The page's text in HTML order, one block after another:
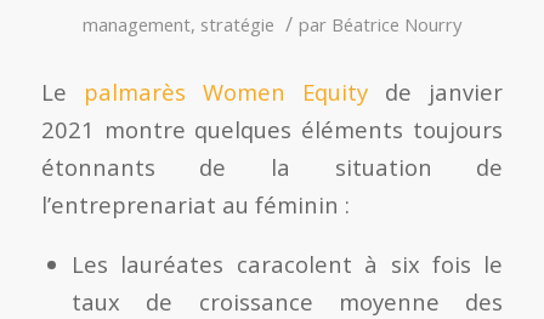
management, stratégie / par Béatrice Nourry
Le palmarès Women Equity de janvier
2021 montre quelques éléments toujours
étonnants de la situation de
l’entreprenariat au féminin :
Les lauréates caracolent à six fois le
taux de croissance moyenne des